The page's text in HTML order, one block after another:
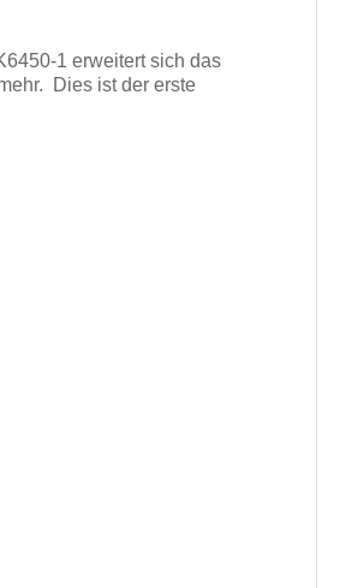
1 erweitert sich das
Dies ist der erste